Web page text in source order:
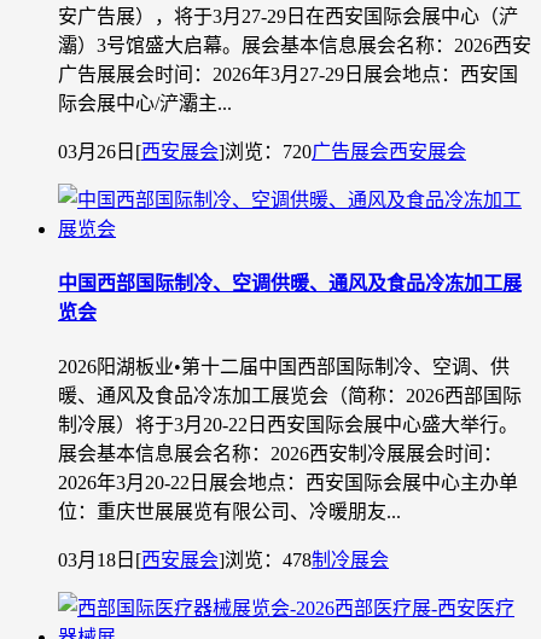
安广告展），将于3月27-29日在西安国际会展中心（浐
灞）3号馆盛大启幕。展会基本信息展会名称：2026西安
广告展展会时间：2026年3月27-29日展会地点：西安国
际会展中心/浐灞主...
03月26日 [西安展会]浏览：720广告展会西安展会
中国西部国际制冷、空调供暖、通风及食品冷冻加工展
览会
2026阳湖板业•第十二届中国西部国际制冷、空调、供
暖、通风及食品冷冻加工展览会（简称：2026西部国际
制冷展）将于3月20-22日西安国际会展中心盛大举行。
展会基本信息展会名称：2026西安制冷展展会时间：
2026年3月20-22日展会地点：西安国际会展中心主办单
位：重庆世展展览有限公司、冷暖朋友...
03月18日 [西安展会]浏览：478制冷展会